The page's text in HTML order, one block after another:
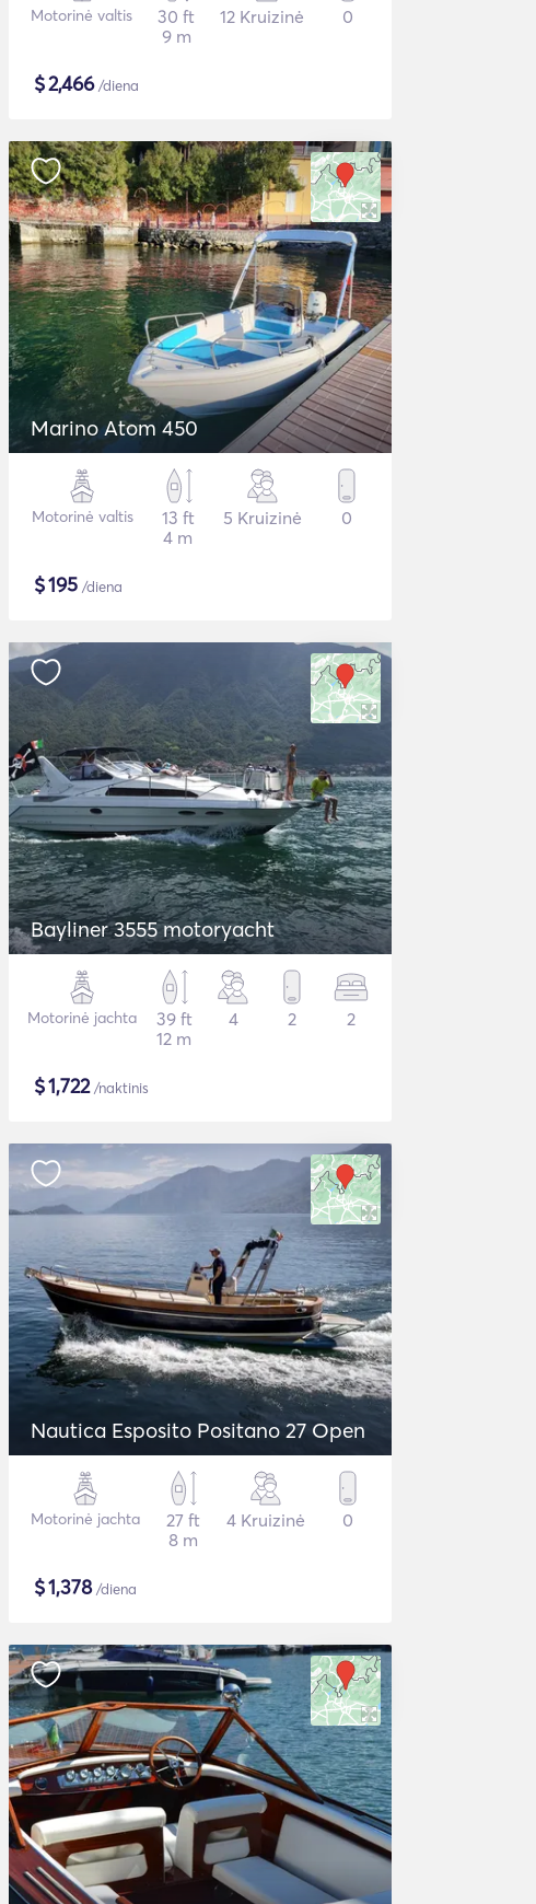
Motorinė valtis
30 ft
9 m
12 Kruizinė 0
$2,466/diena
Marino Atom 450
Motorinė valtis
13 ft
4 m
5 Kruizinė 0
$195 /diena
Bayliner 3555 motoryacht
Motorinė jachta
39 ft
12 m
4 2 2
$1,722/naktinis
Nautica Esposito Positano 27 Open
Motorinė jachta
27 ft
8 m
4 Kruizinė 0
$1,378/diena